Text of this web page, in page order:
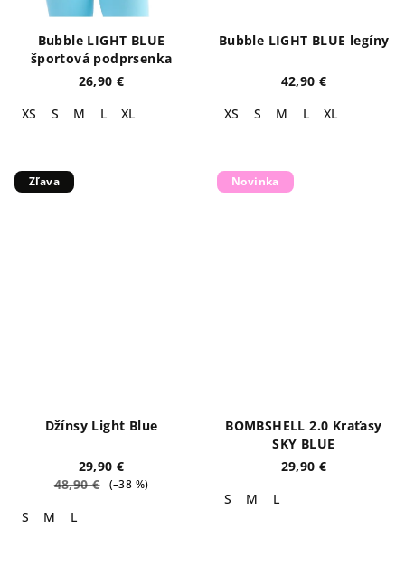
Bubble LIGHT BLUE
športová podprsenka
26,90 €
XS
S M L XL
Bubble LIGHT BLUE legíny
42,90 €
XS
S M L XL
Zľava
Džínsy Light Blue
29,90 €
48,90 €
(–38 %)
S M L
Novinka
BOMBSHELL 2.0 Kraťasy
SKY BLUE
29,90 €
S
M L